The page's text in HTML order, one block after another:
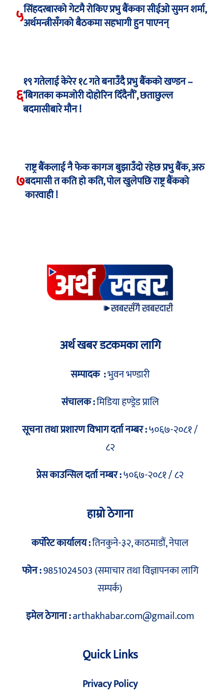
५सिंहदरबारको गेटमै रोकिए प्रभु बैंकका सीईओ सुमन शर्मा,
अर्थमन्त्रीसँगको बैठकमा सहभागी हुन पाएनन्
६
१९ गतेलाई केरेर १८ गते बनाउँदै प्रभु बैंकको खण्डन –
‘बिगतका कमजोरी दोहोरिन दिँदैनौं’, छताछुल्ल
बदमासीबारे मौन !
७
राष्ट्र बैंकलाई नै फेक कागज बुझाउँदो रहेछ प्रभु बैंक, अरु
बदमासी त कति हो कति, पोल खुलेपछि राष्ट्र बैंकको
कारवाही !
अर्थ खबर डटकमका लागि
सम्पादक :भुवन भण्डारी
संचालक :मिडिया हण्ड्रेड प्रालि
सूचना तथा प्रशारण विभाग दर्ता नम्बर :५०६७-२०८१ /
८२
प्रेस काउन्सिल दर्ता नम्बर :५०६७-२०८१ / ८२
हाम्रो ठेगाना
कर्पोरेट कार्यालय :तिनकुने-३२, काठमाडौं, नेपाल
फोन :9851024503 (समाचार तथा विज्ञापनका लागि
सम्पर्क)
इमेल ठेगाना :arthakhabar.com@gmail.com
Quick Links
Privacy Policy